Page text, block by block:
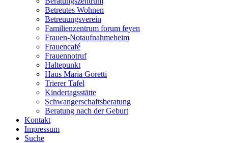
Betreutes Wohnen
Betreuungsverein
Familienzentrum forum feyen
Frauen-Notaufnahmeheim
Frauencafé
Frauennotruf
Haltepunkt
Haus Maria Goretti
Trierer Tafel
Kindertagsstätte
Schwangerschaftsberatung
Beratung nach der Geburt
Kontakt
Impressum
Suche